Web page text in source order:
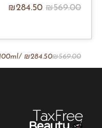
₪569.00
₪284.50
₪569.00
₪284.50
/100ml